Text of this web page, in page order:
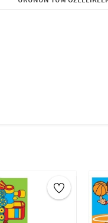
oyunu ile çocuklar eğlenirken
boyama, kum boyama oyunu
8 yaş, 9 yaş gibi çocuklar için
eğitici zeka geliştirici oyundur.